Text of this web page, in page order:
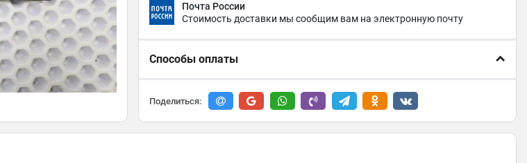
Почта России
Стоимость доставки мы сообщим вам на электронную почту
Способы оплаты
Поделиться: